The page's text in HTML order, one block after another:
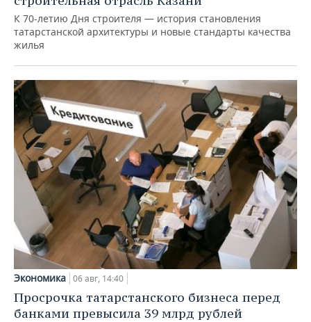
К 70-летию Дня строителя — история становления
татарстанской архитектуры и новые стандарты качества
жилья
Экономика 06 авг, 14:40
Просрочка татарстанского бизнеса перед
банками превысила 39 млрд рублей